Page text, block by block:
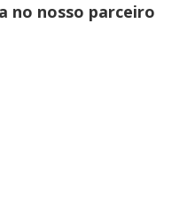
no nosso parceiro